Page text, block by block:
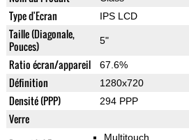
Type d'Ecran IPS LCD
Taille (Diagonale,
Pouces)
5"
Ratio écran/appareil 67.6%
Définition 1280x720
Densité (PPP) 294 PPP
Verre
Multitouch